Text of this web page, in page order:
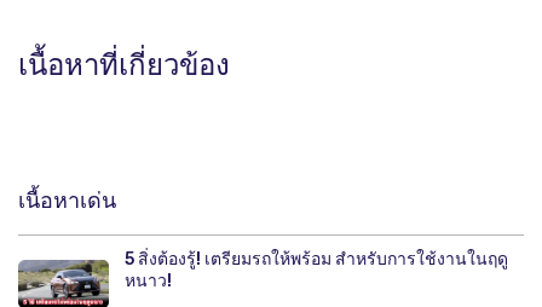
เนื้อหาที่เกี่ยวข้อง
เนื้อหาเด่น
5 สิ่งต้องรู้! เตรียมรถให้พร้อม สำหรับการใช้งานในฤดู
หนาว!